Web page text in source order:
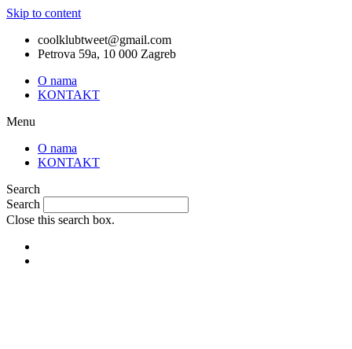
Skip to content
coolklubtweet@gmail.com
Petrova 59a, 10 000 Zagreb
O nama
KONTAKT
Menu
O nama
KONTAKT
Search
Search
Close this search box.